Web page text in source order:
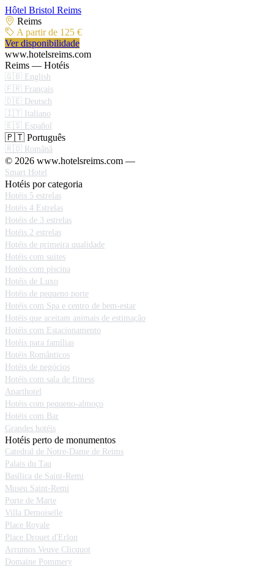
Hôtel Bristol Reims
Reims
A partir de 125 €
Ver disponibilidade
www.hotelsreims.com
Reims — Hotéis
🇬🇧 English
🇫🇷 Français
🇩🇪 Deutsch
🇮🇹 Italiano
🇪🇸 Español
🇵🇹 Português
🇷🇴 Română
© 2026 www.hotelsreims.com —
Smart Hotel
Hotéis por categoria
Hotéis 5 estrelas
Hotéis 4 Estrelas
Hotéis de 3 estrelas
Hotéis 2 estrelas
Hotéis de primeira qualidade
Hotéis com suites
Hotéis com piscina
Hotéis de Luxo
Hotéis de pequeno porte
Hotéis com Spa e centro de bem-estar
Hotéis que aceitam animais de estimação
Hotéis com Estacionamento
Hotéis para famílias
Hotéis Românticos
Hotéis de negócios
Hotéis com sala de fitness
Aparthotel
Hotéis com pequeno-almoço
Hotéis com Bar
Grandes hotéis
Hotéis perto de monumentos
Catedral de Notre-Dame de Reims
Palais du Tau
Basílica de Saint-Remi
Museu Saint-Remi
Porte de Marte
Villa Demoiselle
Place Royale
Place Drouet d'Erlon
Arrumos Veuve Clicquot
Domaine Pommery